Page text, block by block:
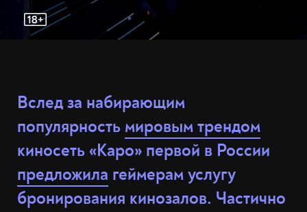
Вслед за набирающим
популярность мировым трендом
киносеть «Каро» первой в России
предложила геймерам услугу
бронирования кинозалов. Частично